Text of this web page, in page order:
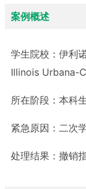
案例概述
学生院校： 伊利
Illinois Urbana-
所在阶段： 本科
紧急原因： 二次
处理结果： 撤销